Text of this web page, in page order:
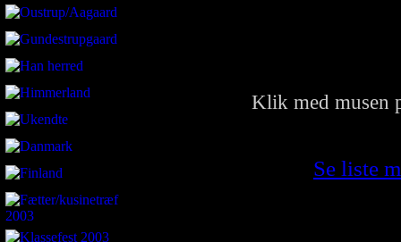
Klik med musen
Se liste